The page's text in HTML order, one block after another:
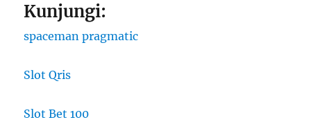
Kunjungi:
spaceman pragmatic
Slot Qris
Slot Bet 100